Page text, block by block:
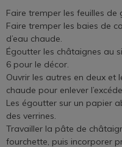
Faire tremper les feuilles de
Faire tremper les baies de
d’eau chaude.
Égoutter les châtaignes au
6 pour le décor.
Ouvrir les autres en deux et
chaude pour enlever
Les égoutter sur un papier
des verrines.
Travailler la pâte de
fourchette, puis incorporer